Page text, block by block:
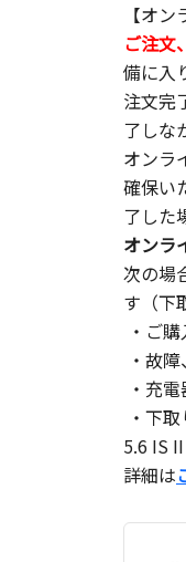
【オ
ご注文
備に入
注文完
了しな
オンラ
確保い
了した
オンラ
次の場
す（下
・ご
・故
・充
・下
5.6 IS
詳細は